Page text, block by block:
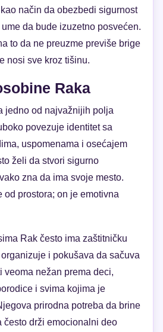
način da obezbedi sigurnost
da bude izuzetno posvećen.
to da ne preuzme previše brige
nosi sve kroz tišinu.
Raka
jedno od najvažnijih polja
povezuje identitet sa
uspomenama i osećajem
želi da stvori sigurno
zna da ima svoje mesto.
od prostora; on je emotivna
Rak često ima zaštitničku
i pokušava da sačuva
veoma nežan prema deci,
i svima kojima je
prirodna potreba da brine
često drži emocionalni deo